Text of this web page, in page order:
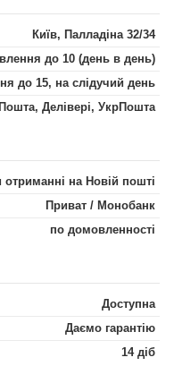
Київ, Палладіна 32/34
до 10 (день в день)
до 15, на слідучий день
Делівері, УкрПошта
отриманні на Новій пошті
Приват / Монобанк
по домовленності
Доступна
Даємо гарантію
14 діб